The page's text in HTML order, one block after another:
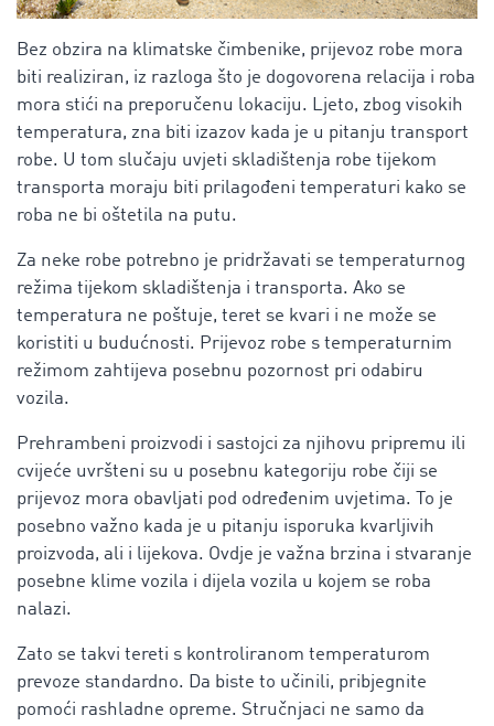
Bez obzira na klimatske čimbenike, prijevoz robe mora
biti realiziran, iz razloga što je dogovorena relacija i roba
mora stići na preporučenu lokaciju. Ljeto, zbog visokih
temperatura, zna biti izazov kada je u pitanju transport
robe. U tom slučaju uvjeti skladištenja robe tijekom
transporta moraju biti prilagođeni temperaturi kako se
roba ne bi oštetila na putu.
Za neke robe potrebno je pridržavati se temperaturnog
režima tijekom skladištenja i transporta. Ako se
temperatura ne poštuje, teret se kvari i ne može se
koristiti u budućnosti. Prijevoz robe s temperaturnim
režimom zahtijeva posebnu pozornost pri odabiru
vozila.
Prehrambeni proizvodi i sastojci za njihovu pripremu ili
cvijeće uvršteni su u posebnu kategoriju robe čiji se
prijevoz mora obavljati pod određenim uvjetima. To je
posebno važno kada je u pitanju isporuka kvarljivih
proizvoda, ali i lijekova. Ovdje je važna brzina i stvaranje
posebne klime vozila i dijela vozila u kojem se roba
nalazi.
Zato se takvi tereti s kontroliranom temperaturom
prevoze standardno. Da biste to učinili, pribjegnite
pomoći rashladne opreme. Stručnjaci ne samo da